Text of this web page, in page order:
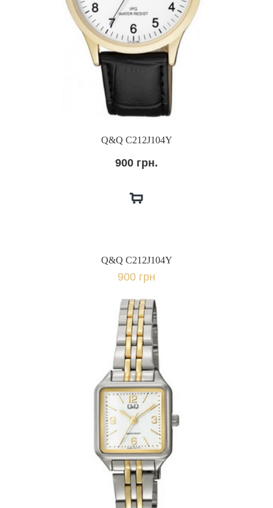
Q&Q C212J104Y
900 грн.
Q&Q C212J104Y
900 грн